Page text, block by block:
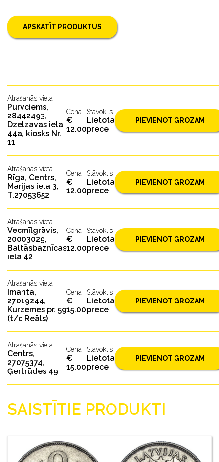
APSKATĪT PRODUKTUS
Atrašanās vieta
Purvciems,
28442493,
Dzelzavas iela
44a, kiosks Nr.
11
Cena
€
12.00
Stāvoklis
Lietota
prece
PIEVIENOT GROZAM
Atrašanās vieta
Rīga, Centrs,
Marijas iela 3,
T.27053652
Cena
€
12.00
Stāvoklis
Lietota
prece
PIEVIENOT GROZAM
Atrašanās vieta
Vecmīlgrāvis,
20003029,
Baltāsbaznīcas
iela 42
Cena
€
12.00
Stāvoklis
Lietota
prece
PIEVIENOT GROZAM
Atrašanās vieta
Imanta,
27019244,
Kurzemes pr. 59
(t/c Reāls)
Cena
€
15.00
Stāvoklis
Lietota
prece
PIEVIENOT GROZAM
Atrašanās vieta
Centrs,
27075374,
Ģertrūdes 49
Cena
€
15.00
Stāvoklis
Lietota
prece
PIEVIENOT GROZAM
SAISTĪTIE PRODUKTI